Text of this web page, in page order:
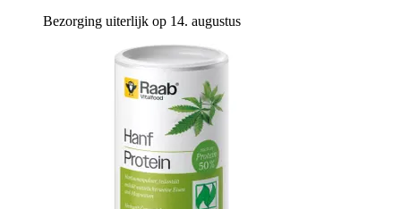
Bezorging uiterlijk op 14. augustus